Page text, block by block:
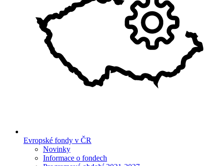
Evropské fondy v ČR
Novinky
Informace o fondech